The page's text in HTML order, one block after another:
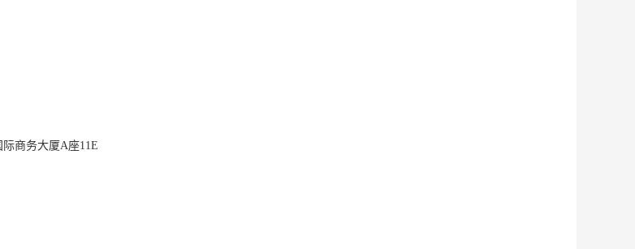
商务大厦A座11E